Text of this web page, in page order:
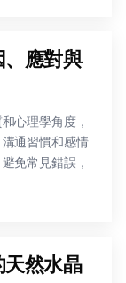
應對與
心理學角度，
通習慣和感情
免常見錯誤，
然水晶